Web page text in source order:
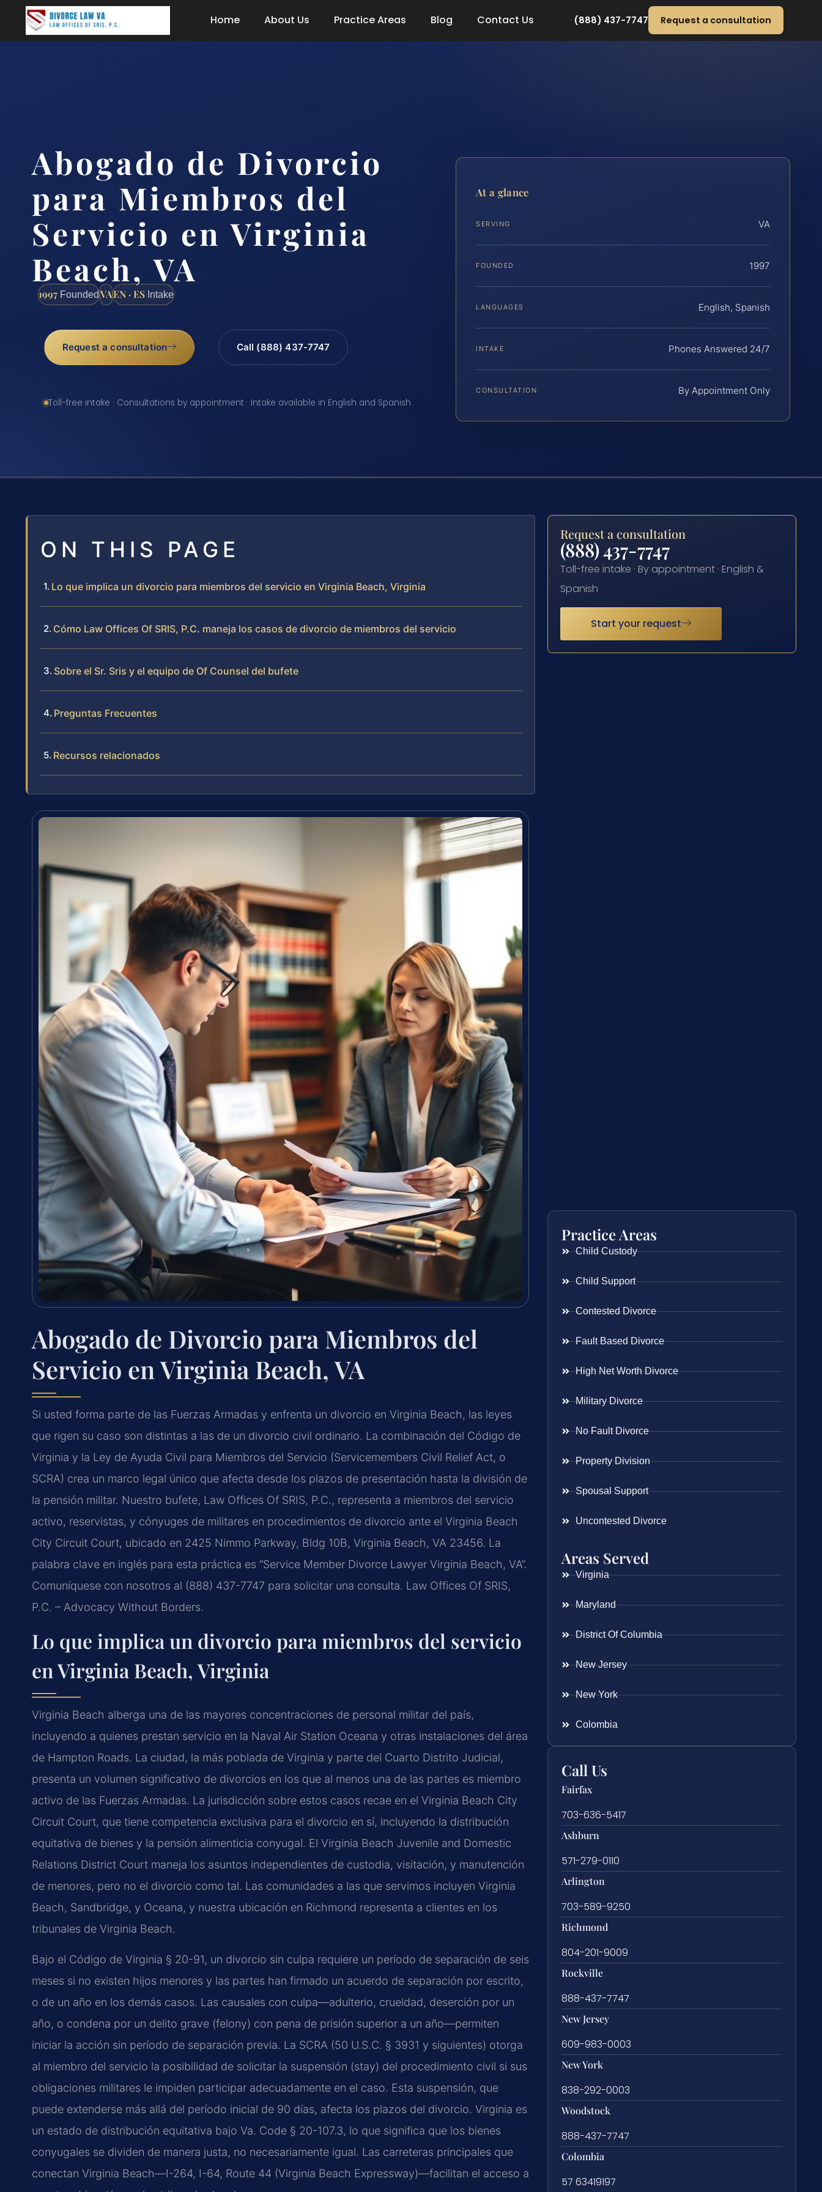
Home About Us Practice Areas Blog Contact Us (888) 437-7747 Request a consultation
Abogado de Divorcio
para Miembros del
Servicio en Virginia
Beach, VA
1997 FoundedVAEN · ES Intake
Request a consultation Call (888) 437-7747
Toll-free intake · Consultations by appointment · Intake available in English and Spanish
At a glance
SERVING VA
FOUNDED 1997
LANGUAGES English, Spanish
INTAKE Phones Answered 24/7
CONSULTATION By Appointment Only
ON THIS PAGE
Lo que implica un divorcio para miembros del servicio en Virginia Beach, Virginia
Cómo Law Offices Of SRIS, P.C. maneja los casos de divorcio de miembros del servicio
Sobre el Sr. Sris y el equipo de Of Counsel del bufete
Preguntas Frecuentes
Recursos relacionados
Abogado de Divorcio para Miembros del
Servicio en Virginia Beach, VA
Si usted forma parte de las Fuerzas Armadas y enfrenta un divorcio en Virginia Beach, las leyes
que rigen su caso son distintas a las de un divorcio civil ordinario. La combinación del Código de
Virginia y la Ley de Ayuda Civil para Miembros del Servicio (Servicemembers Civil Relief Act, o
SCRA) crea un marco legal único que afecta desde los plazos de presentación hasta la división de
la pensión militar. Nuestro bufete, Law Offices Of SRIS, P.C., representa a miembros del servicio
activo, reservistas, y cónyuges de militares en procedimientos de divorcio ante el Virginia Beach
City Circuit Court, ubicado en 2425 Nimmo Parkway, Bldg 10B, Virginia Beach, VA 23456. La
palabra clave en inglés para esta práctica es “Service Member Divorce Lawyer Virginia Beach, VA”.
Comuníquese con nosotros al (888) 437-7747 para solicitar una consulta. Law Offices Of SRIS,
P.C. – Advocacy Without Borders.
Lo que implica un divorcio para miembros del servicio
en Virginia Beach, Virginia
Virginia Beach alberga una de las mayores concentraciones de personal militar del país,
incluyendo a quienes prestan servicio en la Naval Air Station Oceana y otras instalaciones del área
de Hampton Roads. La ciudad, la más poblada de Virginia y parte del Cuarto Distrito Judicial,
presenta un volumen significativo de divorcios en los que al menos una de las partes es miembro
activo de las Fuerzas Armadas. La jurisdicción sobre estos casos recae en el Virginia Beach City
Circuit Court, que tiene competencia exclusiva para el divorcio en sí, incluyendo la distribución
equitativa de bienes y la pensión alimenticia conyugal. El Virginia Beach Juvenile and Domestic
Relations District Court maneja los asuntos independientes de custodia, visitación, y manutención
de menores, pero no el divorcio como tal. Las comunidades a las que servimos incluyen Virginia
Beach, Sandbridge, y Oceana, y nuestra ubicación en Richmond representa a clientes en los
tribunales de Virginia Beach.
Bajo el Código de Virginia § 20-91, un divorcio sin culpa requiere un período de separación de seis
meses si no existen hijos menores y las partes han firmado un acuerdo de separación por escrito,
o de un año en los demás casos. Las causales con culpa—adulterio, crueldad, deserción por un
año, o condena por un delito grave (felony) con pena de prisión superior a un año—permiten
iniciar la acción sin período de separación previa. La SCRA (50 U.S.C. § 3931 y siguientes) otorga
al miembro del servicio la posibilidad de solicitar la suspensión (stay) del procedimiento civil si sus
obligaciones militares le impiden participar adecuadamente en el caso. Esta suspensión, que
puede extenderse más allá del período inicial de 90 días, afecta los plazos del divorcio. Virginia es
un estado de distribución equitativa bajo Va. Code § 20-107.3, lo que significa que los bienes
conyugales se dividen de manera justa, no necesariamente igual. Las carreteras principales que
conectan Virginia Beach—I-264, I-64, Route 44 (Virginia Beach Expressway)—facilitan el acceso a
Request a consultation
(888) 437-7747
Toll-free intake · By appointment · English &
Spanish
Start your request
Practice Areas
Child Custody
Child Support
Contested Divorce
Fault Based Divorce
High Net Worth Divorce
Military Divorce
No Fault Divorce
Property Division
Spousal Support
Uncontested Divorce
Areas Served
Virginia
Maryland
District Of Columbia
New Jersey
New York
Colombia
Call Us
Fairfax
703-636-5417
Ashburn
571-279-0110
Arlington
703-589-9250
Richmond
804-201-9009
Rockville
888-437-7747
New Jersey
609-983-0003
New York
838-292-0003
Woodstock
888-437-7747
Colombia
57 63419197